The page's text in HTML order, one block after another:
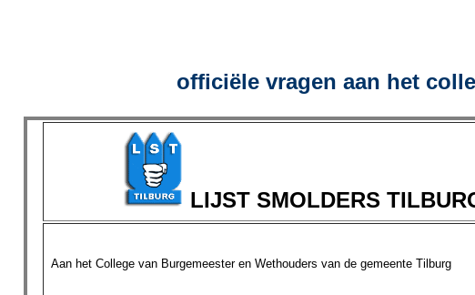
officiële vragen aan het
LIJST SMOLDERS
Aan het College van Burgemeester en Wethouders van de gemeente Tilburg